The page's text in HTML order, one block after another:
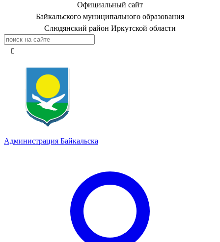
Официальный сайт
Байкальского муниципального образования
Слюдянский район Иркутской области
Администрация Байкальска